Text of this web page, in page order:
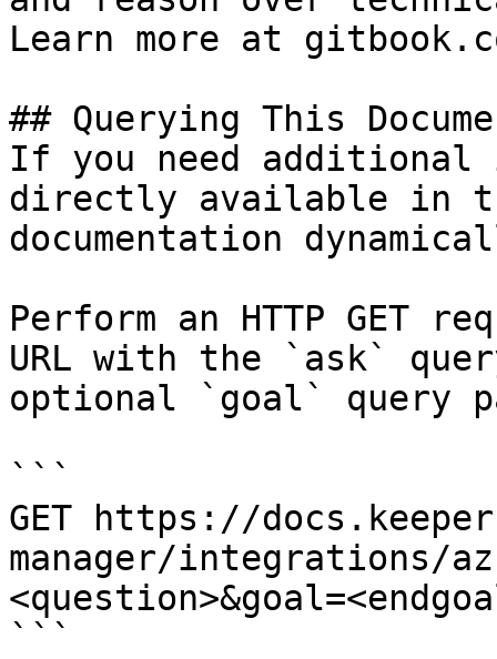
Learn more at
## Querying This
If you need
directly available in
documentation
Perform an HTTP GET
URL with the `ask`
optional `goal` query
```
GET https://
manager/integrations/
```